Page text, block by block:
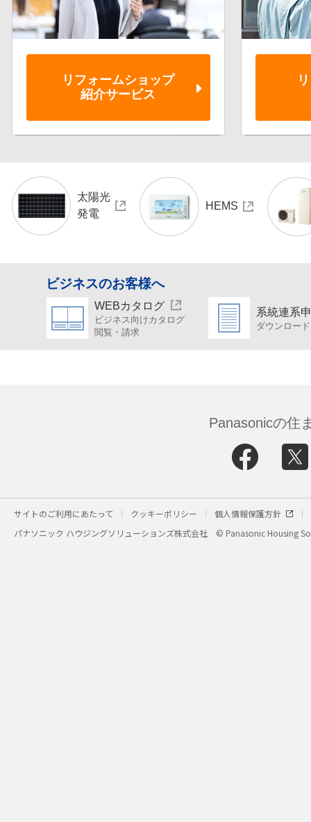
リフォームショップ
紹介サービス
太陽光
発電
HEMS
ビジネスのお客様へ
WEBカタログ
ビジネス向けカタログ
閲覧・請求
系統連系
ダウンロード
Panasonicの住
サイトのご利用にあたって クッキーポリシー
個人情報保護方針
パナソニック ハウジングソリューションズ株式会社
© Panasonic Housing